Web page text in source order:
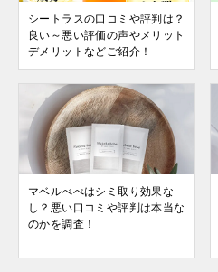
シートラスの口コミや評判は？
良い～悪い評価の声やメリット
デメリットなどご紹介！
マベルべべはシミ取り効果な
し？悪い口コミや評判は本当な
のかを調査！